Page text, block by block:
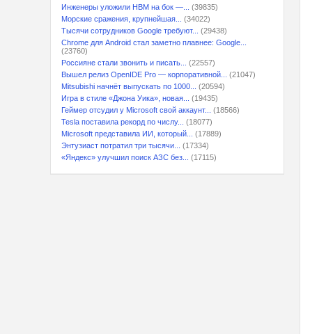
Инженеры уложили HBM на бок —...
(39835)
Морские сражения, крупнейшая...
(34022)
Тысячи сотрудников Google требуют...
(29438)
Chrome для Android стал заметно плавнее: Google...
(23760)
Россияне стали звонить и писать...
(22557)
Вышел релиз OpenIDE Pro — корпоративной...
(21047)
Mitsubishi начнёт выпускать по 1000...
(20594)
Игра в стиле «Джона Уика», новая...
(19435)
Геймер отсудил у Microsoft свой аккаунт...
(18566)
Tesla поставила рекорд по числу...
(18077)
Microsoft представила ИИ, который...
(17889)
Энтузиаст потратил три тысячи...
(17334)
«Яндекс» улучшил поиск АЗС без...
(17115)